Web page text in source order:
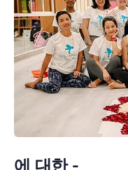
에 대한 -